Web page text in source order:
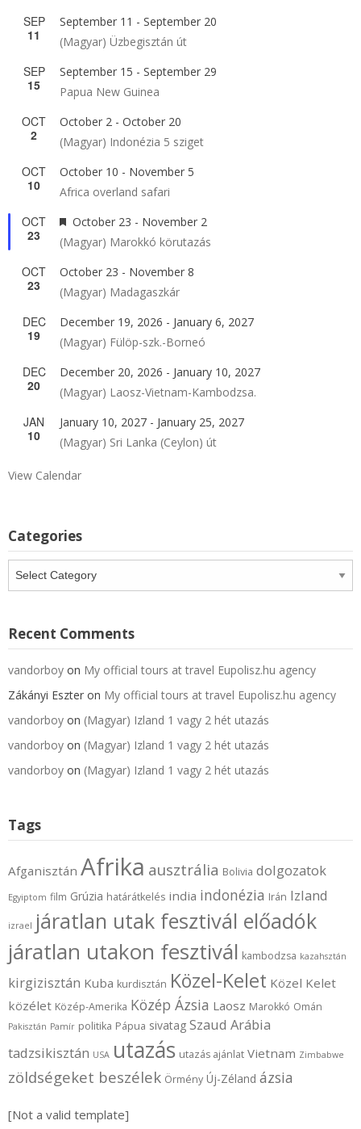
SEP
11
September 11 - September 20
(Magyar) Üzbegisztán út
SEP
15
September 15 - September 29
Papua New Guinea
OCT
2
October 2 - October 20
(Magyar) Indonézia 5 sziget
OCT
10
October 10 - November 5
Africa overland safari
OCT
23
Featured
October 23 - November 2
(Magyar) Marokkó körutazás
OCT
23
October 23 - November 8
(Magyar) Madagaszkár
DEC
19
December 19, 2026 - January 6, 2027
(Magyar) Fülöp-szk.-Borneó
DEC
20
December 20, 2026 - January 10, 2027
(Magyar) Laosz-Vietnam-Kambodzsa.
JAN
10
January 10, 2027 - January 25, 2027
(Magyar) Sri Lanka (Ceylon) út
View Calendar
Categories
Recent Comments
vandorboy on My official tours at travel Eupolisz.hu agency
Zákányi Eszter on My official tours at travel Eupolisz.hu agency
vandorboy on (Magyar) Izland 1 vagy 2 hét utazás
vandorboy on (Magyar) Izland 1 vagy 2 hét utazás
vandorboy on (Magyar) Izland 1 vagy 2 hét utazás
Tags
Afganisztán Afrika ausztrália Bolivia dolgozatok
Egyiptom film Grúzia határátkelés india indonézia Irán Izland
izrael járatlan utak fesztivál előadók
járatlan utakon fesztivál kambodzsa kazahsztán
kirgizisztán Kuba kurdisztán Közel-Kelet Közel Kelet
közélet Közép-Amerika Közép Ázsia Laosz Marokkó Omán
Pakisztán Pamír politika Pápua sivatag Szaud Arábia
tadzsikisztán USA utazás utazás ajánlat Vietnam Zimbabwe
zöldségeket beszélek Örmény Új-Zéland ázsia
[Not a valid template]